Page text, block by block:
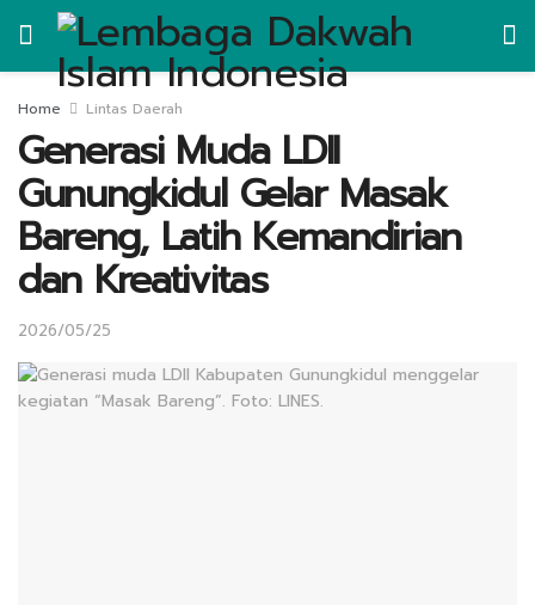
Home Lintas Daerah
Generasi Muda LDII
Gunungkidul Gelar Masak
Bareng, Latih Kemandirian
dan Kreativitas
2026/05/25